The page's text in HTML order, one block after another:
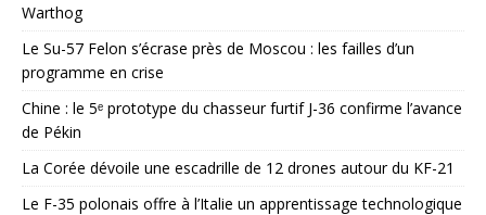
Warthog
Le Su-57 Felon s’écrase près de Moscou : les failles d’un
programme en crise
Chine : le 5ᵉ prototype du chasseur furtif J-36 confirme l’avance
de Pékin
La Corée dévoile une escadrille de 12 drones autour du KF-21
Le F-35 polonais offre à l’Italie un apprentissage technologique